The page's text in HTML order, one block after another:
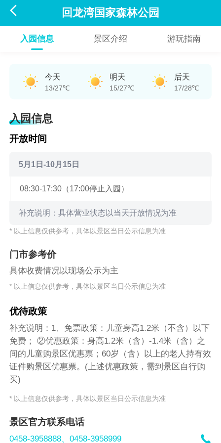
 回龙湾国家森林公园
入园信息 景区介绍 游玩指南
今天
13/27℃
明天
15/27℃
后天
17/28℃
入园信息
开放时间
5月1日-10月15日
08:30-17:30（17:00停止入园）
补充说明：具体营业状态以当天开放情况为准
* 以上信息仅供参考，具体以景区当日公示信息为准
门市参考价
具体收费情况以现场公示为主
* 以上信息仅供参考，具体以景区当日公示信息为准
优待政策
补充说明：1、免票政策：儿童身高1.2米（不含）以下
免费； ②优惠政策：身高1.2米（含）-1.4米（含）之
间的儿童购景区优惠票；60岁（含）以上的老人持有效
证件购景区优惠票。(上述优惠政策，需到景区自行购
买)
* 以上信息仅供参考，具体以景区当日公示信息为准
景区官方联系电话
0458-3958888、0458-3958999 